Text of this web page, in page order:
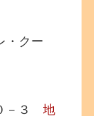
・クー
－３地